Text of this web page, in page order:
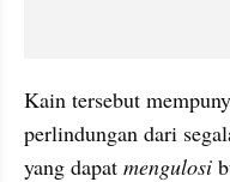
Kain tersebut
perlindungan dari
yang dapat mengulosi